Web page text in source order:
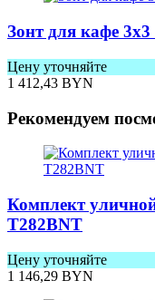
Зонт для кафе
Цену уточняйте
1 412,43 BYN
Рекомендуем
Комплект
T282BNT
Цену уточняйте
1 146,29 BYN